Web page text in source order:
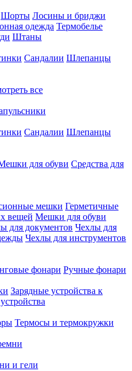
Шорты Лосины и бриджи
одежда Термобелье
Штаны
Сандалии Шлепанцы
все
Сандалии Шлепанцы
для обуви Средства для
мешки Герметичные
вещей Мешки для обуви
для документов Чехлы для
Чехлы для инструментов
фонари Ручные фонари
Зарядные устройства к
Термосы и термокружки
и гели